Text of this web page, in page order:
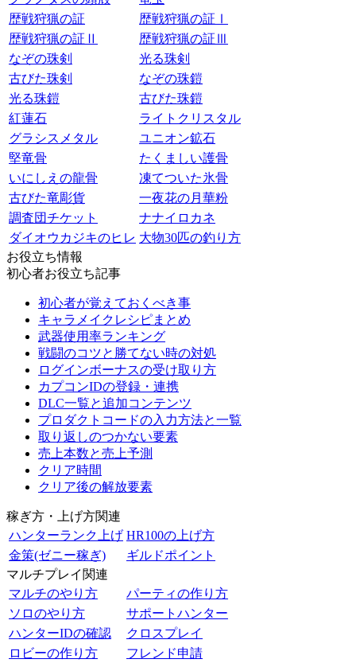
歴戦狩猟の証
歴戦狩猟の証Ⅰ
歴戦狩猟の証Ⅱ
歴戦狩猟の証Ⅲ
なぞの珠剣
光る珠剣
古びた珠剣
なぞの珠鎧
光る珠鎧
古びた珠鎧
紅蓮石
ライトクリスタル
グラシスメタル
ユニオン鉱石
堅竜骨
たくましい護骨
いにしえの龍骨
凍てついた氷骨
古びた竜彫貨
一夜花の月華粉
調査団チケット
ナナイロカネ
ダイオウカジキのヒレ 大物30匹の釣り方
お役立ち情報
初心者お役立ち記事
初心者が覚えておくべき事
キャラメイクレシピまとめ
武器使用率ランキング
戦闘のコツと勝てない時の対処
ログインボーナスの受け取り方
カプコンIDの登録・連携
DLC一覧と追加コンテンツ
プロダクトコードの入力方法と一覧
取り返しのつかない要素
売上本数と売上予測
クリア時間
クリア後の解放要素
稼ぎ方・上げ方関連
ハンターランク上げ HR100の上げ方
金策(ゼニー稼ぎ)
ギルドポイント
マルチプレイ関連
マルチのやり方
パーティの作り方
ソロのやり方
サポートハンター
ハンターIDの確認
クロスプレイ
ロビーの作り方
フレンド申請